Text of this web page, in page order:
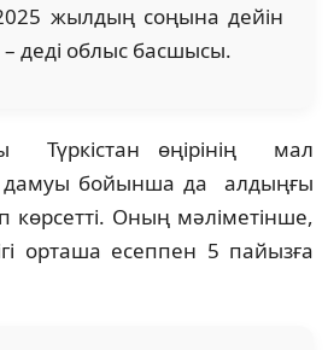
жылдың соңына дейін
деді облыс басшысы.
Түркістан өңірінің мал
бойынша да алдыңғы
көрсетті. Оның мәліметінше,
орташа есеппен 5 пайызға